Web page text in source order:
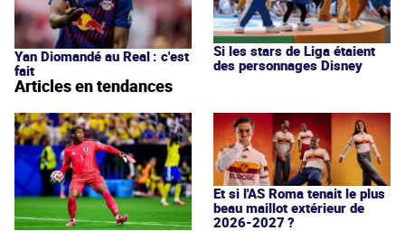
Yan Diomandé au Real : c'est
fait
Si les stars de Liga étaient
des personnages Disney
Articles en tendances
Et si l'AS Roma tenait le plus
beau maillot extérieur de
2026-2027 ?